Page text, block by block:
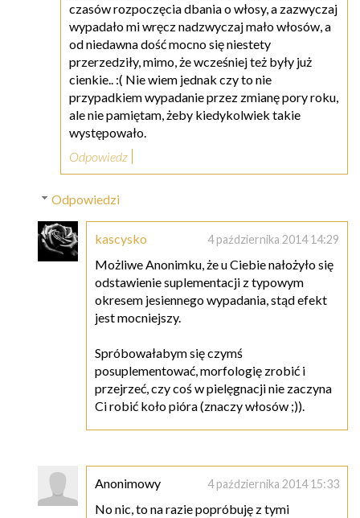
czasów rozpoczęcia dbania o włosy, a zazwyczaj
wypadało mi wręcz nadzwyczaj mało włosów, a
od niedawna dość mocno się niestety
przerzedziły, mimo, że wcześniej też były już
cienkie.. :( Nie wiem jednak czy to nie
przypadkiem wypadanie przez zmianę pory roku,
ale nie pamiętam, żeby kiedykolwiek takie
występowało.
Odpowiedz
Odpowiedzi
kascysko 4 października 2014 14:29
Możliwe Anonimku, że u Ciebie nałożyło się
odstawienie suplementacji z typowym
okresem jesiennego wypadania, stąd efekt
jest mocniejszy.
Spróbowałabym się czymś
posuplementować, morfologię zrobić i
przejrzeć, czy coś w pielęgnacji nie zaczyna
Ci robić koło pióra (znaczy włosów ;)).
Anonimowy 4 października 2014 15:33
No nic, to na razie popróbuję z tymi